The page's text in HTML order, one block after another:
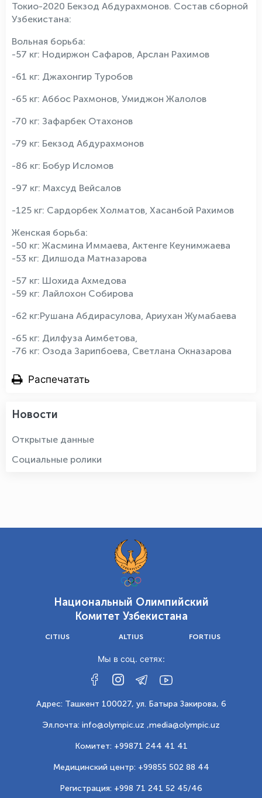
Токио-2020 Бекзод Абдурахмонов. Состав сборной
Узбекистана:
Вольная борьба:
-57 кг: Нодиржон Сафаров, Арслан Рахимов
-61 кг: Джахонгир Туробов
-65 кг: Аббос Рахмонов, Умиджон Жалолов
-70 кг: Зафарбек Отахонов
-79 кг: Бекзод Абдурахмонов
-86 кг: Бобур Исломов
-97 кг: Махсуд Вейсалов
-125 кг: Сардорбек Холматов, Хасанбой Рахимов
Женская борьба:
-50 кг: Жасмина Иммаева, Актенге Кеунимжаева
-53 кг: Дилшода Матназарова
-57 кг: Шохида Ахмедова
-59 кг: Лайлохон Собирова
-62 кг:Рушана Абдирасулова, Ариухан Жумабаева
-65 кг: Дилфуза Аимбетова,
-76 кг: Озода Зарипбоева, Светлана Окназарова
Распечатать
Новости
Открытые данные
Социальные ролики
Национальный Олимпийский
Комитет Узбекистана
CITIUS ALTIUS FORTIUS
Мы в соц. сетях:
Адрес: Ташкент 100027, ул. Батыра Закирова, 6
Эл.почта: info@olympic.uz ,media@olympic.uz
Комитет: +99871 244 41 41
Медицинский центр: +99855 502 88 44
Регистрация: +998 71 241 52 45/46